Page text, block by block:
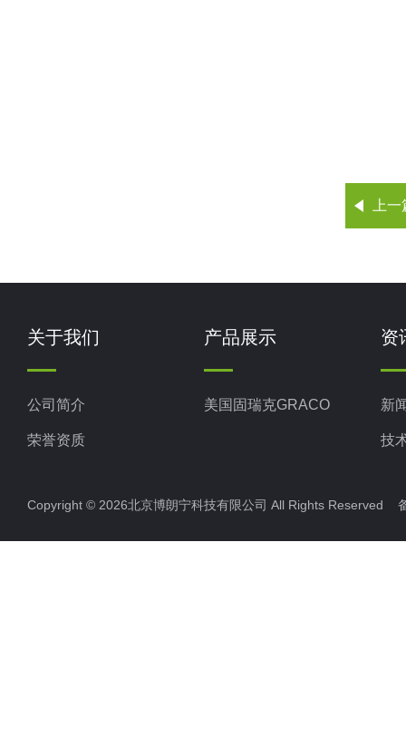
上
关于我们
公司简介
荣誉资质
产品展示
美国固瑞克GRACO
资
新
技
Copyright © 2026北京博朗宁科技有限公司 All Rights Reserved